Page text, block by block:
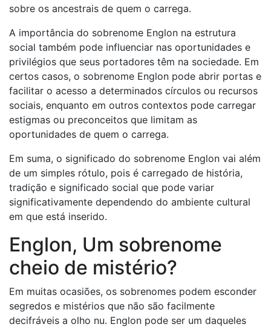
sobre os ancestrais de quem o carrega.
A importância do sobrenome Englon na estrutura
social também pode influenciar nas oportunidades e
privilégios que seus portadores têm na sociedade. Em
certos casos, o sobrenome Englon pode abrir portas e
facilitar o acesso a determinados círculos ou recursos
sociais, enquanto em outros contextos pode carregar
estigmas ou preconceitos que limitam as
oportunidades de quem o carrega.
Em suma, o significado do sobrenome Englon vai além
de um simples rótulo, pois é carregado de história,
tradição e significado social que pode variar
significativamente dependendo do ambiente cultural
em que está inserido.
Englon, Um sobrenome
cheio de mistério?
Em muitas ocasiões, os sobrenomes podem esconder
segredos e mistérios que não são facilmente
decifráveis ​​a olho nu. Englon pode ser um daqueles